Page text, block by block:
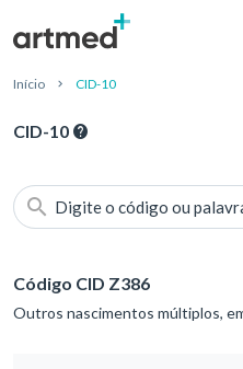
Início CID-10
CID-10
Digite o código ou
Código CID Z386
Outros nascimentos múltiplos,